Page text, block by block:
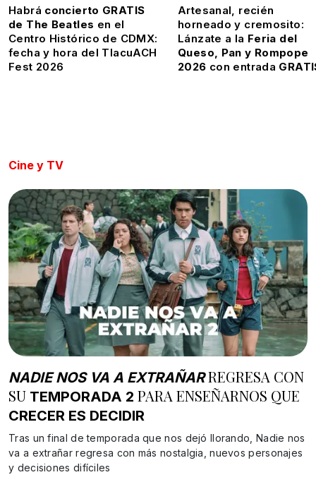
Habrá concierto GRATIS
de The Beatles en el
Centro Histórico de CDMX:
fecha y hora del TlacuACH
Fest 2026
Artesanal, recién
horneado y cremosito:
Lánzate a la Feria del
Queso, Pan y Rompope
2026 con entrada
Cine y TV
NADIE NOS VA A EXTRAÑARREGRESA CON
SU TEMPORADA 2 PARA ENSEÑARNOS QUE
CRECER ES DECIDIR
Tras un final de temporada que nos dejó llorando, Nadie nos
va a extrañar regresa con más nostalgia, nuevos personajes
y decisiones difíciles